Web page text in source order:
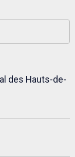
des Hauts-de-